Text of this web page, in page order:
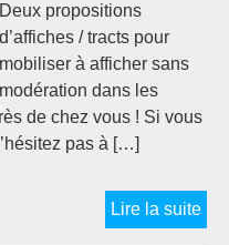
Deux propositions
d’affiches / tracts pour
mobiliser à afficher sans
modération dans les
de chez vous ! Si vous
pas à […]
Lire la suite#10